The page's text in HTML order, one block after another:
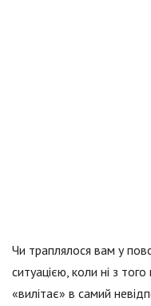
Чи траплялося вам у
ситуацією, коли ні з
«вилітає» в самий